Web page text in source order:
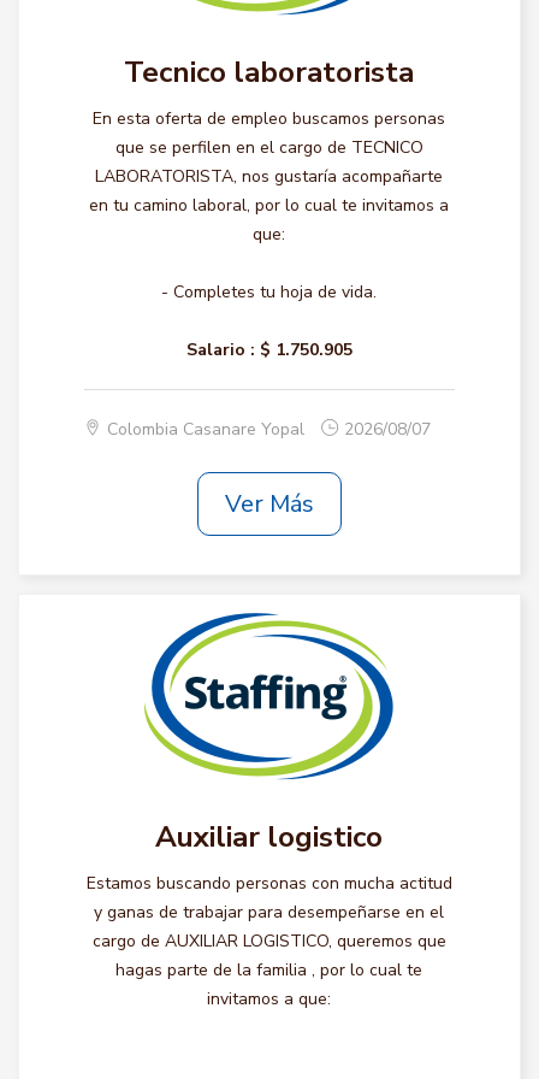
Tecnico laboratorista
En esta oferta de empleo buscamos personas
que se perfilen en el cargo de TECNICO
LABORATORISTA, nos gustaría acompañarte
en tu camino laboral, por lo cual te invitamos a
que:
- Completes tu hoja de vida.
Salario : $ 1.750.905
Colombia Casanare Yopal 2026/08/07
Ver Más
Auxiliar logistico
Estamos buscando personas con mucha actitud
y ganas de trabajar para desempeñarse en el
cargo de AUXILIAR LOGISTICO, queremos que
hagas parte de la familia , por lo cual te
invitamos a que: